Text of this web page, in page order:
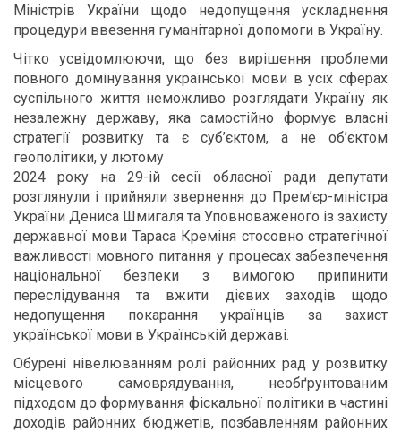
Міністрів України щодо недопущення ускладнення
процедури ввезення гуманітарної допомоги в Україну.
Чітко усвідомлюючи, що без вирішення проблеми
повного домінування української мови в усіх сферах
суспільного життя неможливо розглядати Україну як
незалежну державу, яка самостійно формує власні
стратегії розвитку та є суб’єктом, а не об’єктом
геополітики, у лютому
2024 року на 29-ій сесії обласної ради депутати
розглянули і прийняли звернення до Прем’єр-міністра
України Дениса Шмигаля та Уповноваженого із захисту
державної мови Тараса Креміня стосовно стратегічної
важливості мовного питання у процесах забезпечення
національної безпеки з вимогою припинити
переслідування та вжити дієвих заходів щодо
недопущення покарання українців за захист
української мови в Українській державі.
Обурені нівелюванням ролі районних рад у розвитку
місцевого самоврядування, необґрунтованим
підходом до формування фіскальної політики в частині
доходів районних бюджетів, позбавленням районних